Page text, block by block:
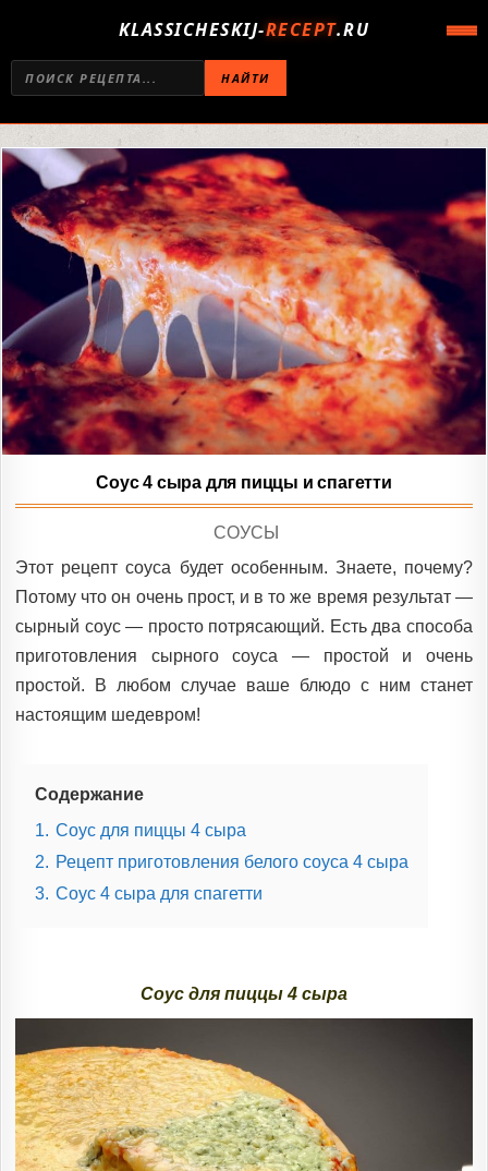
KLASSICHESKIJ-RECEPT.RU
НАЙТИ
Соус 4 сыра для пиццы и спагетти
POSTED
СОУСЫ
Этот рецепт соуса будет особенным. Знаете, почему?
Потому что он очень прост, и в то же время результат —
сырный соус — просто потрясающий. Есть два способа
приготовления сырного соуса — простой и очень
простой. В любом случае ваше блюдо с ним станет
настоящим шедевром!
Содержание
1. Соус для пиццы 4 сыра
2. Рецепт приготовления белого соуса 4 сыра
3. Соус 4 сыра для спагетти
Соус для пиццы 4 сыра